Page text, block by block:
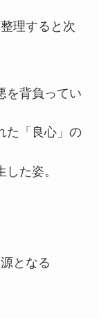
理すると次
を背負ってい
た「良心」の
た姿。
となる